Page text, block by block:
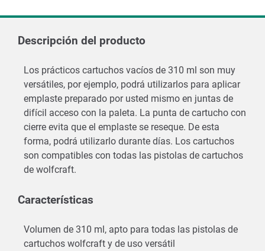
Descripción del producto
Los prácticos cartuchos vacíos de 310 ml son muy
versátiles, por ejemplo, podrá utilizarlos para aplicar
emplaste preparado por usted mismo en juntas de
difícil acceso con la paleta. La punta de cartucho con
cierre evita que el emplaste se reseque. De esta
forma, podrá utilizarlo durante días. Los cartuchos
son compatibles con todas las pistolas de cartuchos
de wolfcraft.
Características
Volumen de 310 ml, apto para todas las pistolas de
cartuchos wolfcraft y de uso versátil